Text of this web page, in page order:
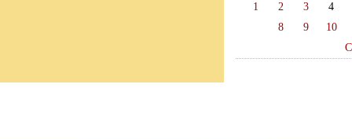
1
2 3
4
8
9 10